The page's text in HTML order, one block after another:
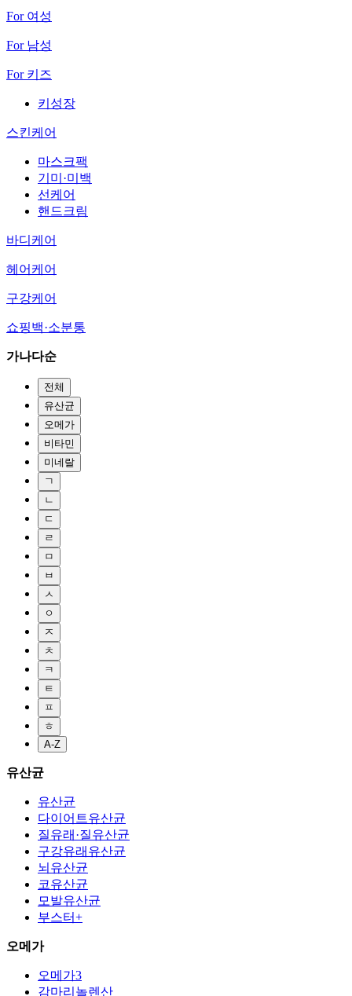
For 여성
For 남성
For 키즈
키성장
스킨케어
마스크팩
기미·미백
선케어
핸드크림
바디케어
헤어케어
구강케어
쇼핑백·소분통
가나다순
전체
유산균
오메가
비타민
미네랄
ㄱ
ㄴ
ㄷ
ㄹ
ㅁ
ㅂ
ㅅ
ㅇ
ㅈ
ㅊ
ㅋ
ㅌ
ㅍ
ㅎ
A-Z
유산균
유산균
다이어트유산균
질유래·질유산균
구강유래유산균
뇌유산균
코유산균
모발유산균
부스터+
오메가
오메가3
감마리놀렌산